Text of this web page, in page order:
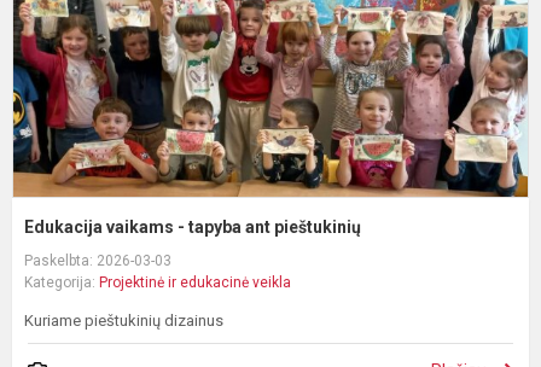
Edukacija vaikams - tapyba ant pieštukinių
Paskelbta: 2026-03-03
Kategorija: Projektinė ir edukacinė veikla
Kuriame pieštukinių dizainus